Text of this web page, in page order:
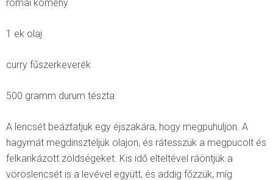
római kömény
1 ek olaj
curry fűszerkeverék
500 gramm durum tészta
A lencsét beáztatjuk egy éjszakára, hogy megpuhuljon. A
hagymát megdinszteljük olajon, és rátesszük a megpucolt és
felkarikázott zöldségeket. Kis idő elteltével ráöntjük a
vöröslencsét is a levével együtt, és addig főzzük, míg